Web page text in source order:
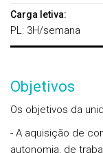
Carga letiva:
PL: 3H/semana
Objetivos
Os objetivos da
- A aquisição de
autonomia, de